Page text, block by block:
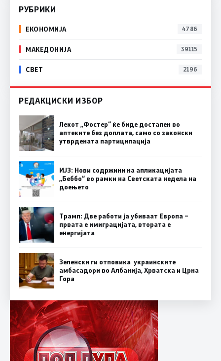
РУБРИКИ
ЕКОНОМИЈА 4786
МАКЕДОНИЈА 39115
СВЕТ 2196
РЕДАКЦИСКИ ИЗБОР
Лекот „Фостер“ ќе биде достапен во
аптеките без доплата, само со законски
утврдената партиципација
ИЈЗ: Нови содржини на апликацијата
„Беббо“ во рамки на Светската недела на
доењето
Трамп: Две работи ја убиваат Европа –
првата е имиграцијата, втората е
енергијата
Зеленски ги отповика украинските
амбасадори во Албанија, Хрватска и Црна
Гора